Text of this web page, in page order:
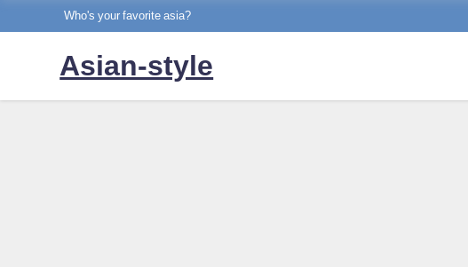
Who's your favorite asia?
Asian-style